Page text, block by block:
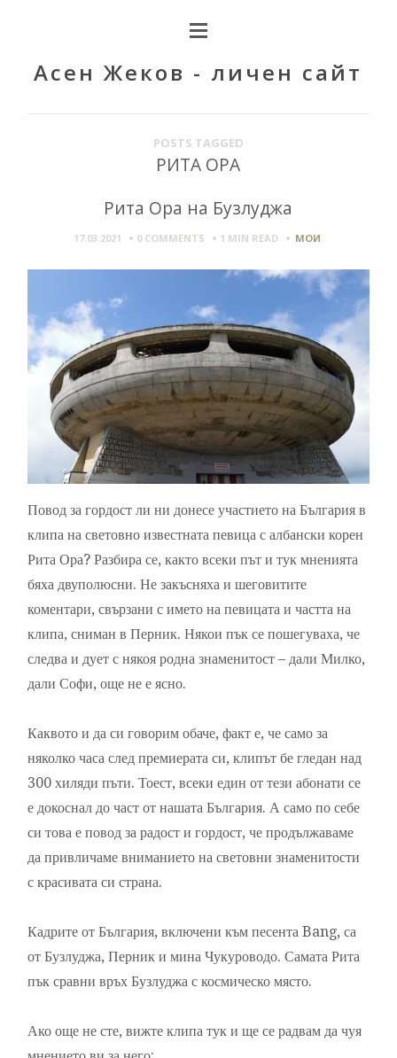
Асен Жеков - личен сайт
POSTS TAGGED
РИТА ОРА
Рита Ора на Бузлуджа
17.03.2021 0 COMMENTS 1 MIN READ МОИ
Повод за гордост ли ни донесе участието на България в
клипа на световно известната певица с албански корен
Рита Ора? Разбира се, както всеки път и тук мненията
бяха двуполюсни. Не закъсняха и шеговитите
коментари, свързани с името на певицата и частта на
клипа, сниман в Перник. Някои пък се пошегуваха, че
следва и дует с някоя родна знаменитост – дали Милко,
дали Софи, още не е ясно.
Каквото и да си говорим обаче, факт е, че само за
няколко часа след премиерата си, клипът бе гледан над
300 хиляди пъти. Тоест, всеки един от тези абонати се
е докоснал до част от нашата България. А само по себе
си това е повод за радост и гордост, че продължаваме
да привличаме вниманието на световни знаменитости
с красивата си страна.
Кадрите от България, включени към песента Bang, са
от Бузлуджа, Перник и мина Чукуроводо. Самата Рита
пък сравни връх Бузлуджа с космическо място.
Ако още не сте, вижте клипа тук и ще се радвам да чуя